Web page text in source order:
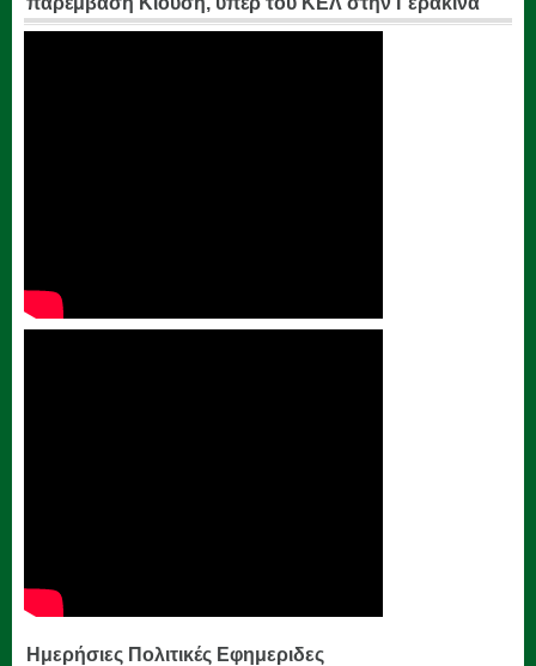
Ημερήσιες Πολιτικές Εφημεριδες